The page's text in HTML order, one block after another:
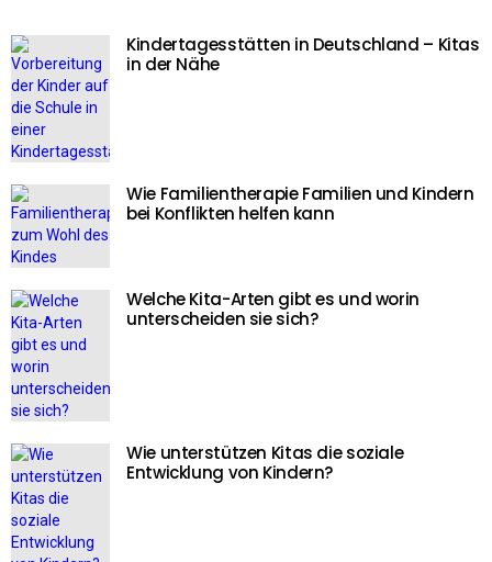
Kindertagesstätten in Deutschland – Kitas
in der Nähe
Wie Familientherapie Familien und Kindern
bei Konflikten helfen kann
Welche Kita-Arten gibt es und worin
unterscheiden sie sich?
Wie unterstützen Kitas die soziale
Entwicklung von Kindern?